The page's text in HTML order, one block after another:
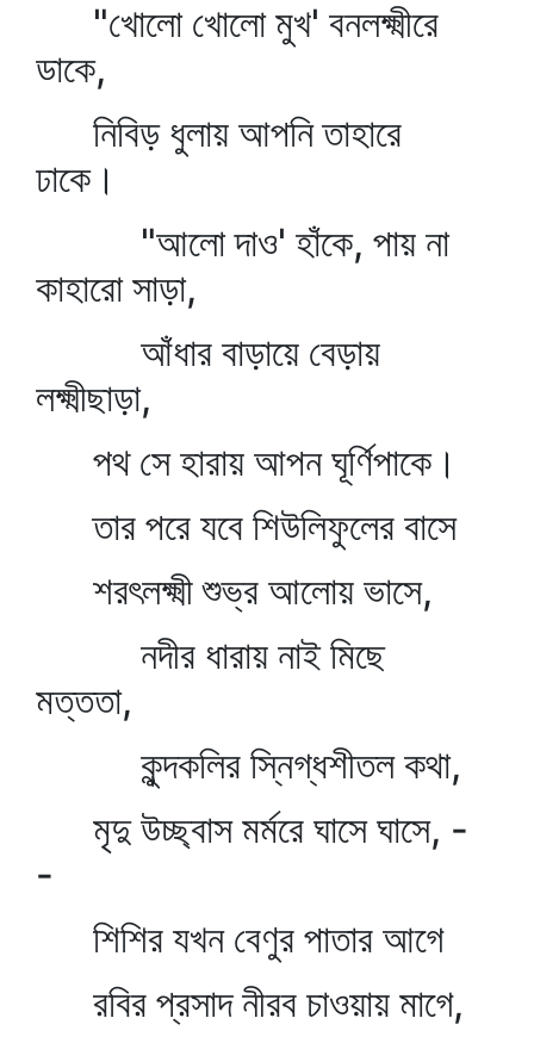
"খোলো খোলো মুখ' বনলক্ষ্মীরে
ডাকে,
নিবিড় ধুলায় আপনি তাহারে
ঢাকে।
"আলো দাও' হাঁকে, পায় না
কাহারো সাড়া,
আঁধার বাড়ায়ে বেড়ায়
লক্ষ্মীছাড়া,
পথ সে হারায় আপন ঘূর্ণিপাকে।
তার পরে যবে শিউলিফুলের বাসে
শরৎলক্ষ্মী শুভ্র আলোয় ভাসে,
নদীর ধারায় নাই মিছে
মত্ততা,
কুন্দকলির স্নিগ্ধশীতল কথা,
মৃদু উচ্ছ্বাস মর্মরে ঘাসে ঘাসে, -
-
শিশির যখন বেণুর পাতার আগে
রবির প্রসাদ নীরব চাওয়ায় মাগে,